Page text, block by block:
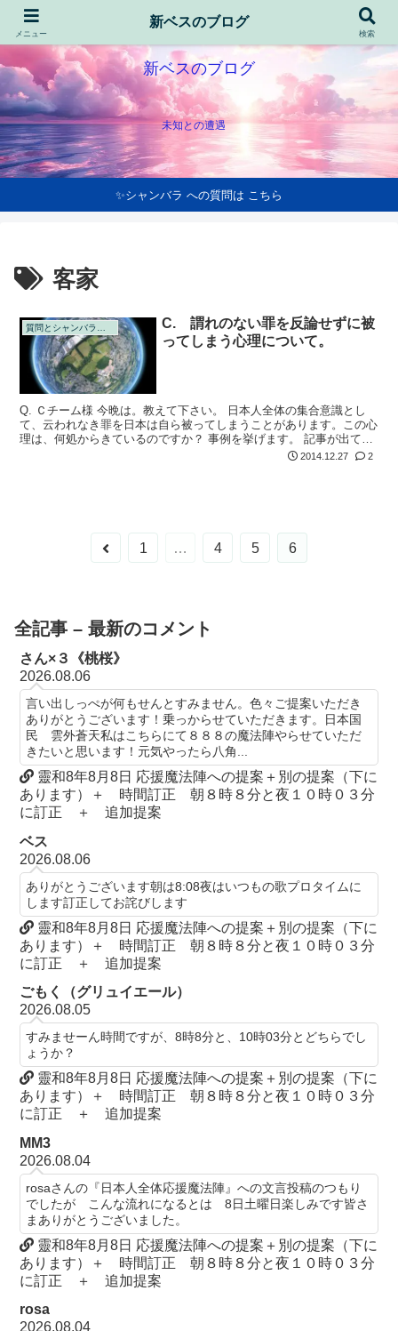
新ベスのブログ
未知との遭遇
✨シャンバラ への質問は こちら
客家
C. 謂れのない罪を反論せずに被
ってしまう心理について。
Q. Ｃチーム様 今晩は。教えて下さい。 日本人全体の集合意識とし
て、云われなき罪を日本は自ら被ってしまうことがあります。この心
理は、何処からきているのですか？ 事例を挙げます。 記事が出て30
数年、やっと「従軍慰安婦問題」は根拠のない誤報であったと発信元
2014.12.27 2
前
1 … 4 5 6
全記事 – 最新のコメント
さん×３《桃桜》
2026.08.06
言い出しっぺが何もせんとすみません。色々ご提案いただき
ありがとうございます！乗っからせていただきます。日本国
民 雲外蒼天私はこちらにて８８８の魔法陣やらせていただ
きたいと思います！元気やったら八角...
靈和8年8月8日 応援魔法陣への提案＋別の提案（下に
あります）＋ 時間訂正 朝８時８分と夜１０時０３分
に訂正 ＋ 追加提案
ベス
2026.08.06
ありがとうございます朝は8:08夜はいつもの歌プロタイムに
します訂正してお詫びします
靈和8年8月8日 応援魔法陣への提案＋別の提案（下に
あります）＋ 時間訂正 朝８時８分と夜１０時０３分
に訂正 ＋ 追加提案
ごもく（グリュイエール）
2026.08.05
すみませーん時間ですが、8時8分と、10時03分とどちらでし
ょうか？
靈和8年8月8日 応援魔法陣への提案＋別の提案（下に
あります）＋ 時間訂正 朝８時８分と夜１０時０３分
に訂正 ＋ 追加提案
MM3
2026.08.04
rosaさんの『日本人全体応援魔法陣』への文言投稿のつもり
でしたが こんな流れになるとは 8日土曜日楽しみです皆さ
まありがとうございました。
靈和8年8月8日 応援魔法陣への提案＋別の提案（下に
あります）＋ 時間訂正 朝８時８分と夜１０時０３分
に訂正 ＋ 追加提案
rosa
2026.08.04
メニュー
新ベスのブログ
検索